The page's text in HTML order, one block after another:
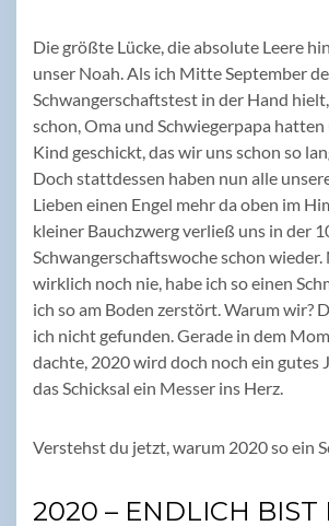
Die größte Lücke, die absolute Leere
unser Noah. Als ich Mitte September
Schwangerschaftstest in der Hand
schon, Oma und Schwiegerpapa
Kind geschickt, das wir uns schon so
Doch stattdessen haben nun alle
Lieben einen Engel mehr da oben im
kleiner Bauchzwerg verließ uns in der
Schwangerschaftswoche schon wieder.
wirklich noch nie, habe ich so einen
ich so am Boden zerstört. Warum wir?
ich nicht gefunden. Gerade in dem
dachte, 2020 wird doch noch ein gutes
das Schicksal ein Messer ins Herz.
Verstehst du jetzt, warum 2020 so ein
2020 – ENDLICH BIST